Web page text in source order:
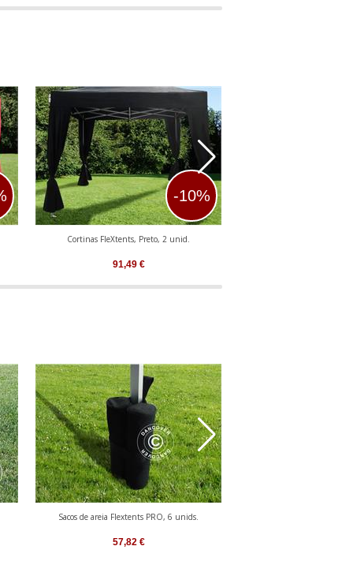
-10%
Cortinas FleXtents, Preto, 2 unid.
91,49€
Sacos de areia Flextents PRO, 6 unids.
57,82€